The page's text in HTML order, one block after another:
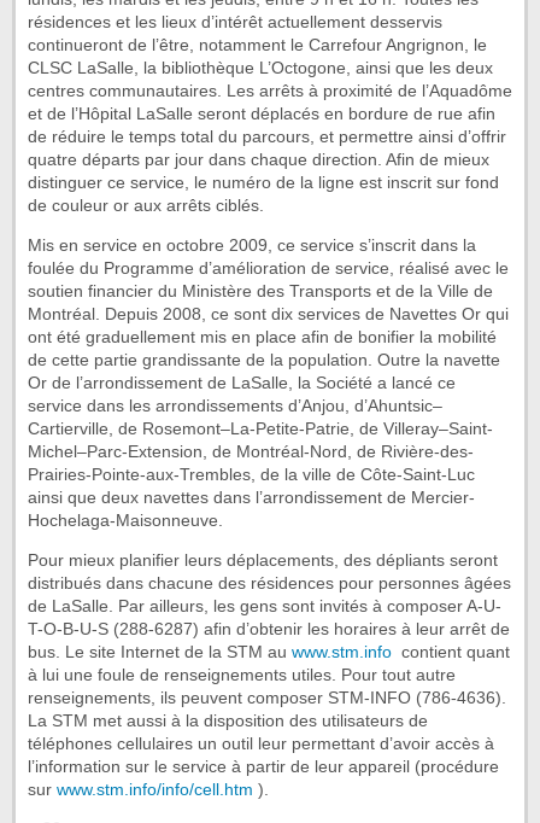
résidences et les lieux d’intérêt actuellement desservis
continueront de l’être, notamment le Carrefour Angrignon, le
CLSC LaSalle, la bibliothèque L’Octogone, ainsi que les deux
centres communautaires. Les arrêts à proximité de l’Aquadôme
et de l’Hôpital LaSalle seront déplacés en bordure de rue afin
de réduire le temps total du parcours, et permettre ainsi d’offrir
quatre départs par jour dans chaque direction. Afin de mieux
distinguer ce service, le numéro de la ligne est inscrit sur fond
de couleur or aux arrêts ciblés.
Mis en service en octobre 2009, ce service s’inscrit dans la
foulée du Programme d’amélioration de service, réalisé avec le
soutien financier du Ministère des Transports et de la Ville de
Montréal. Depuis 2008, ce sont dix services de Navettes Or qui
ont été graduellement mis en place afin de bonifier la mobilité
de cette partie grandissante de la population. Outre la navette
Or de l’arrondissement de LaSalle, la Société a lancé ce
service dans les arrondissements d’Anjou, d’Ahuntsic–
Cartierville, de Rosemont–La-Petite-Patrie, de Villeray–Saint-
Michel–Parc-Extension, de Montréal-Nord, de Rivière-des-
Prairies-Pointe-aux-Trembles, de la ville de Côte-Saint-Luc
ainsi que deux navettes dans l’arrondissement de Mercier-
Hochelaga-Maisonneuve.
Pour mieux planifier leurs déplacements, des dépliants seront
distribués dans chacune des résidences pour personnes âgées
de LaSalle. Par ailleurs, les gens sont invités à composer A-U-
T-O-B-U-S (288-6287) afin d’obtenir les horaires à leur arrêt de
bus. Le site Internet de la STM au www.stm.info contient quant
à lui une foule de renseignements utiles. Pour tout autre
renseignements, ils peuvent composer STM-INFO (786-4636).
La STM met aussi à la disposition des utilisateurs de
téléphones cellulaires un outil leur permettant d’avoir accès à
l’information sur le service à partir de leur appareil (procédure
sur www.stm.info/info/cell.htm ).